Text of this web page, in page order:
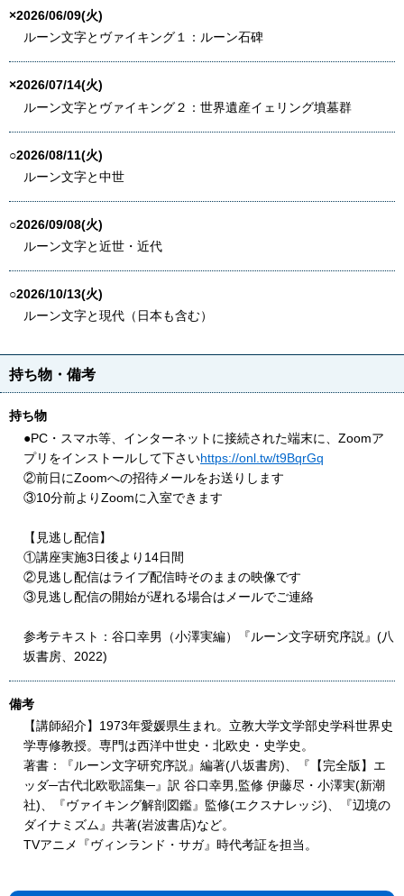
×2026/06/09(火)
ルーン文字とヴァイキング１：ルーン石碑
×2026/07/14(火)
ルーン文字とヴァイキング２：世界遺産イェリング墳墓群
○2026/08/11(火)
ルーン文字と中世
○2026/09/08(火)
ルーン文字と近世・近代
○2026/10/13(火)
ルーン文字と現代（日本も含む）
持ち物・備考
持ち物
●PC・スマホ等、インターネットに接続された端末に、Zoomア
プリをインストールして下さいhttps://onl.tw/t9BqrGq
②前日にZoomへの招待メールをお送りします
③10分前よりZoomに入室できます
【見逃し配信】
①講座実施3日後より14日間
②見逃し配信はライブ配信時そのままの映像です
③見逃し配信の開始が遅れる場合はメールでご連絡
参考テキスト：谷口幸男（小澤実編）『ルーン文字研究序説』(八
坂書房、2022)
備考
【講師紹介】1973年愛媛県生まれ。立教大学文学部史学科世界史
学専修教授。専門は西洋中世史・北欧史・史学史。
著書：『ルーン文字研究序説』編著(八坂書房)、『【完全版】エ
ッダ─古代北欧歌謡集─』訳 谷口幸男,監修 伊藤尽・小澤実(新潮
社)、『ヴァイキング解剖図鑑』監修(エクスナレッジ)、『辺境の
ダイナミズム』共著(岩波書店)など。
TVアニメ『ヴィンランド・サガ』時代考証を担当。